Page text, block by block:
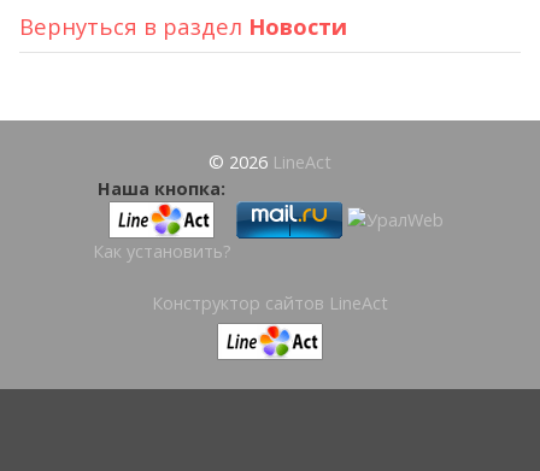
Вернуться в раздел Новости
© 2026 LineAct
Наша кнопка:
Как установить?
Конструктор сайтов LineAct